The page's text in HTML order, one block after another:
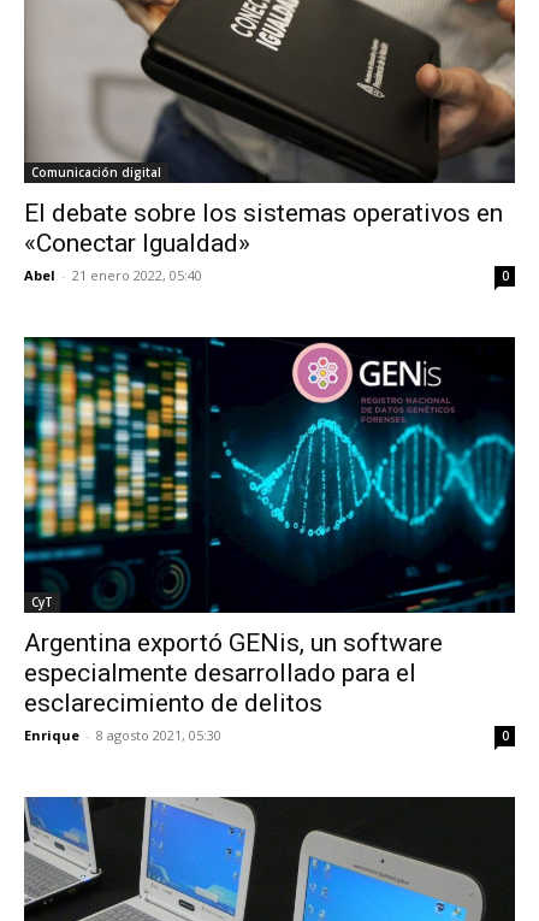
Comunicación digital
El debate sobre los sistemas operativos en
«Conectar Igualdad»
Abel - 21 enero 2022, 05:40 0
CyT
Argentina exportó GENis, un software
especialmente desarrollado para el
esclarecimiento de delitos
Enrique - 8 agosto 2021, 05:30 0